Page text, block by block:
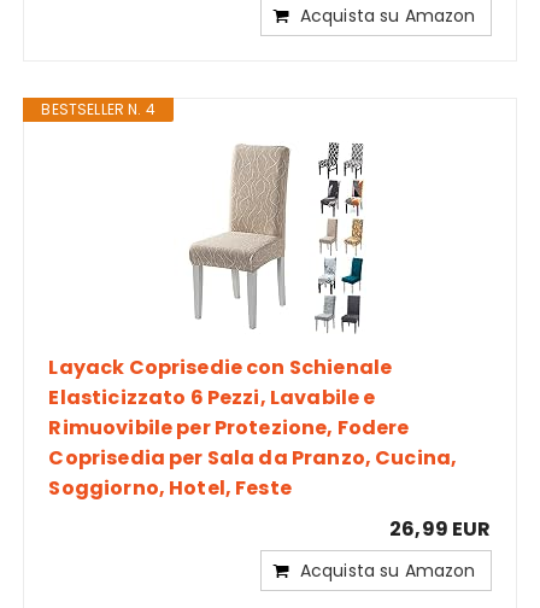
Acquista su Amazon
BESTSELLER N. 4
Layack Coprisedie con Schienale
Elasticizzato 6 Pezzi, Lavabile e
Rimuovibile per Protezione, Fodere
Coprisedia per Sala da Pranzo, Cucina,
Soggiorno, Hotel, Feste
26,99 EUR
Acquista su Amazon